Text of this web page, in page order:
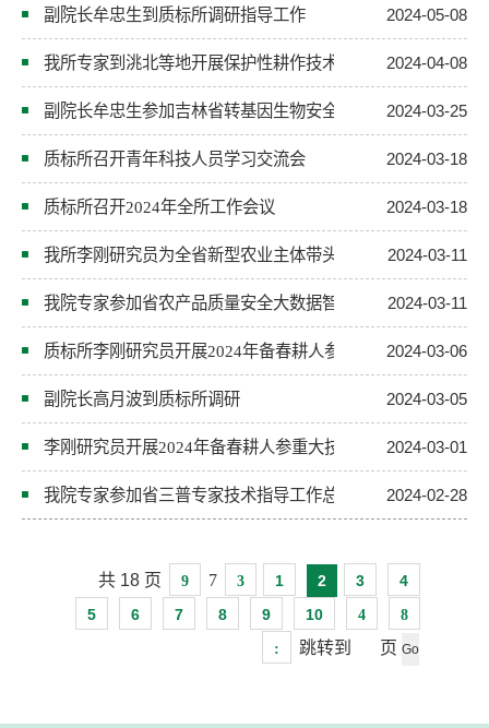
副院长牟忠生到质标所调研指导工作 2024-05-08
我所专家到洮北等地开展保护性耕作技术指导 2024-04-08
副院长牟忠生参加吉林省转基因生物安全检测中心2023年度
2024-03-25
质标所召开青年科技人员学习交流会 2024-03-18
质标所召开2024年全所工作会议 2024-03-18
我所李刚研究员为全省新型农业主体带头人授课 2024-03-11
我院专家参加省农产品质量安全大数据智慧监管平台宣传培训
2024-03-11
质标所李刚研究员开展2024年备春耕人参重大技术协同推广
2024-03-06
副院长高月波到质标所调研 2024-03-05
李刚研究员开展2024年备春耕人参重大技术协同推广培训
2024-03-01
我院专家参加省三普专家技术指导工作总结会 2024-02-28
共 18 页 9 7 3 1 2 3
4
5
6 7 8 9 10 4 8
: 跳转到 页